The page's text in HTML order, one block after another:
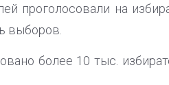
проголосовали на
выборов.
более 10 тыс.